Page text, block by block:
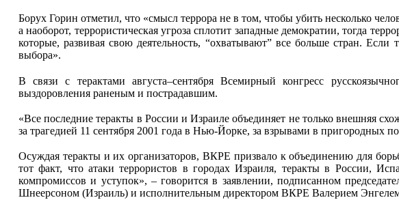
Борух Горин отметил, что «смысл террора не в том, чтобы убить несколько
а наоборот, террористическая угроза сплотит западные демократии, тогда
которые, развивая свою деятельность, “охватывают” все больше стран.
выбора».
В связи с терактами августа–сентября Всемирный конгресс
выздоровления раненым и пострадавшим.
«Все последние теракты в России и Израиле объединяет не только внешняя
за трагедией 11 сентября 2001 года в Нью-Йорке, за взрывами в пригородных
Осуждая теракты и их организаторов, ВКРЕ призвало к объединению для
тот факт, что атаки террористов в городах Израиля, теракты в России,
компромиссов и уступок», – говорится в заявлении, подписанном
Шнеерсоном (Израиль) и исполнительным директором ВКРЕ Валерием